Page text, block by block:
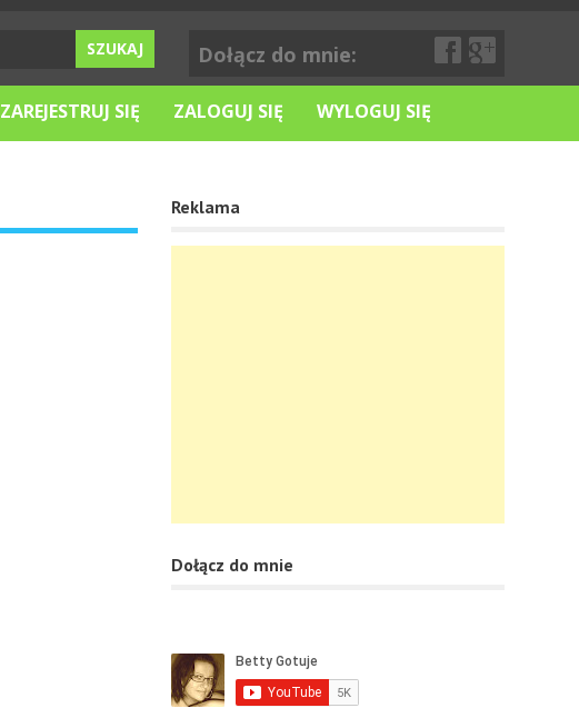
Dołącz do mnie:
ZAREJESTRUJ SIĘ ZALOGUJ SIĘ WYLOGUJ SIĘ
Reklama
Dołącz do mnie